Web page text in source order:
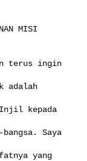
MISI
terus ingin
adalah
Injil kepada
Saya
yang